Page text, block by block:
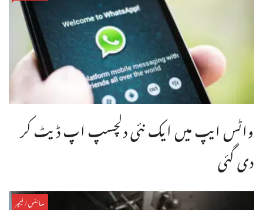
واٹس ایپ میں ایک نئی دلچسپ اپ ڈیٹ کر
دی گئی
سائنس/فیچر